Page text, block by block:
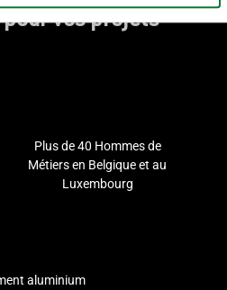
vos projets
Plus de 40 Hommes de
Métiers en Belgique et au
Luxembourg
aluminium